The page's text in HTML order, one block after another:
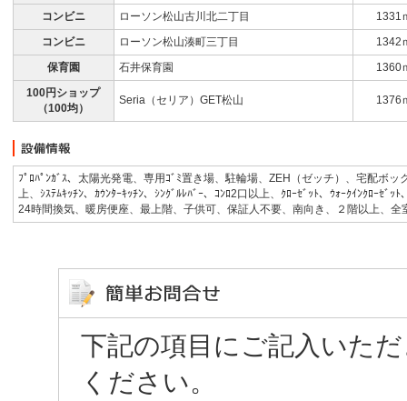
コンビニ
ローソン松山古川北二丁目
1331
コンビニ
ローソン松山湊町三丁目
1342
保育園
石井保育園
1360
100円ショップ
（100均）
Seria（セリア）GET松山 1376
ﾌﾟﾛﾊﾟﾝｶﾞｽ、太陽光発電、専用ｺﾞﾐ置き場、駐輪場、ZEH（ゼッチ）、宅配ボ
上、ｼｽﾃﾑｷｯﾁﾝ、ｶｳﾝﾀｰｷｯﾁﾝ、ｼﾝｸﾞﾙﾚﾊﾞｰ、ｺﾝﾛ2口以上、ｸﾛｰｾﾞｯﾄ、ｳｫｰｸｲﾝｸﾛｰｾﾞ
24時間換気、暖房便座、最上階、子供可、保証人不要、南向き、２階以上、全
下記の項目にご記入いた
ください。